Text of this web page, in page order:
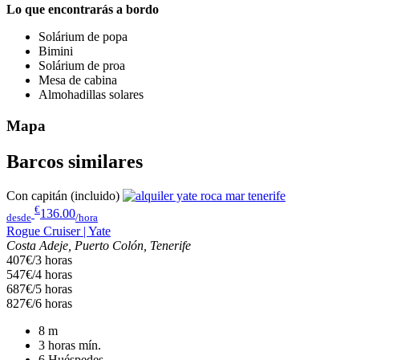
Lo que encontrarás a bordo
Solárium de popa
Bimini
Solárium de proa
Mesa de cabina
Almohadillas solares
Mapa
Barcos similares
Con capitán (incluido)
desde
€136.00/hora
Rogue Cruiser | Yate
Costa Adeje, Puerto Colón, Tenerife
407€/3 horas
547€/4 horas
687€/5 horas
827€/6 horas
8 m
3 horas mín.